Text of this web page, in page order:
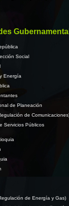
Social
Energía
de Planeación
de
Servicios Públicos
de Energía y Gas)